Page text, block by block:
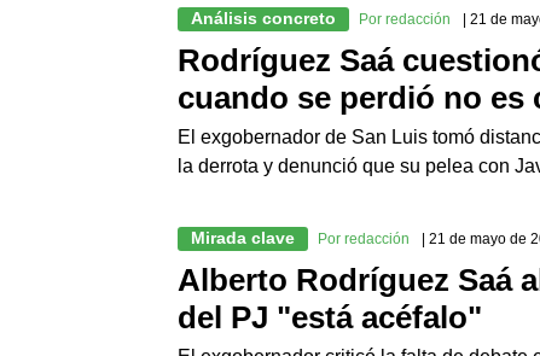
Análisis concreto Por redacción | 21 de
Rodríguez Saá
cuando se perdió no
El exgobernador de San Luis tomó
la derrota y denunció que su pelea con
Mirada clave Por redacción | 21 de mayo de
Alberto Rodríguez Saá
del PJ "está acéfalo"